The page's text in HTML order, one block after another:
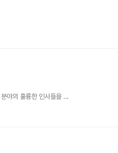
야의 훌륭한 인사들을 ...